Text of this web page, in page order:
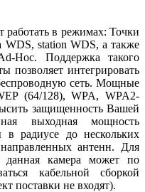
работать в режимах: Точки
WDS, station WDS, а также
Hoc. Поддержка такого
позволяет интегрировать
сеть. Мощные
(64/128), WPA, WPA2-
защищенность Вашей
выходная мощность
в радиусе до нескольких
антенн. Для
данная камера может по
кабельной сборкой
поставки не входят).